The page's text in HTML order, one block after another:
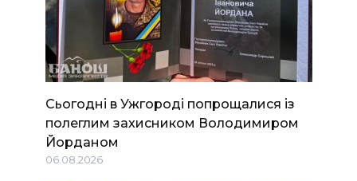
Сьогодні в Ужгороді попрощалися із
полеглим захисником Володимиром
Йорданом
06.08.2026